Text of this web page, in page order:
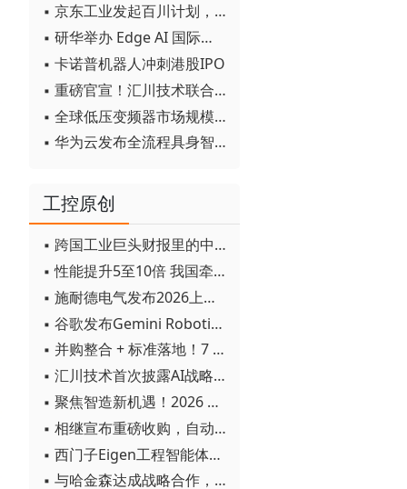
▪ 京东工业发起百川计划， 构建工业大模型新生态
▪ 研华举办 Edge AI 国际论坛
▪ 卡诺普机器人冲刺港股IPO
▪ 重磅官宣！汇川技术联合发起 D12 联盟，开创产教融合新范式
▪ 全球低压变频器市场规模2030年将超170亿美元
▪ 华为云发布全流程具身智能开发平台CloudRobo
工控原创
▪ 跨国工业巨头财报里的中国成绩单
▪ 性能提升5至10倍 我国牵头制定的WiTSnet工业以太网国际标准正式发布
▪ 施耐德电气发布2026上半年可持续发展成绩单 "Impact 2030"路线图开局稳健
▪ 谷歌发布Gemini Robotics 2模型 实现人形机器人全身智能控制突破
▪ 并购整合 + 标准落地！7 月工业自动化产业动态速递
▪ 汇川技术首次披露AI战略进展：从两个方面推动“AI业务化”落地
▪ 聚焦智造新机遇！2026 青岛数字化及智能制造技术论坛圆满落幕
▪ 相继宣布重磅收购，自动化巨头新一轮并购潮剑指何方？
▪ 西门子Eigen工程智能体落地中国，工业AI跨越物理世界“确定性”拐点
▪ 与哈金森达成战略合作，乐聚机器人何以持续获得工业巨头青睐？